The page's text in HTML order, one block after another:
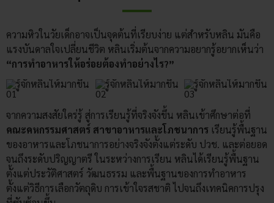
ความหิวในวัยเด็กอาจเป็นจุดต้นที่เรียบง่าย แต่สำหรับหลิน มันคือ
แรงบันดาลใจเปลี่ยนชีวิต หลินเริ่มต้นจากความอยากรู้อยากเห็นว่า
“การทำอาหารให้อร่อยต้องทำอย่างไร?”
จากความสงสัยใคร่รู้ สู่การเรียนรู้ที่จริงจังขึ้น หลินเข้าศึกษาต่อที่
คณะคหกรรมศาสตร์ สาขาอาหารและโภชนาการ เรียนรู้พื้นฐาน
ของอาหารและโภชนาการอย่างจริงจังตั้งแต่ระดับ ปวช. และต่อยอด
จนถึงระดับปริญญาตรี ในระหว่างการเรียน หลินได้เรียนรู้พื้นฐาน
ตั้งแต่ประวัติศาสตร์ วัฒนธรรม และพื้นฐานของการทำอาหาร
ตั้งแต่วิธีการเลือกวัตถุดิบ การเข้าใจรสชาติ ไปจนถึงเทคนิคการปรุง